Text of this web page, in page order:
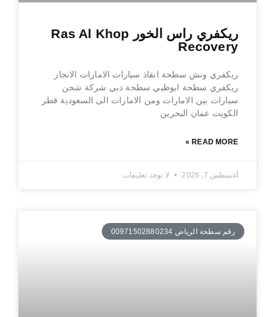
ريكفري راس الخور Ras Al Khop
Recovery
ريكفري ونش سطحة انقاذ سيارات الامارات الانجاز
ريكفري سطحة ابوظبي سطحة دبي شركة شحن
سيارات بين الامارات ومن الامارات الى السعودية قطر
الكويت عمان البحرين
READ MORE »
أغسطس 7, 2026 لا توجد تعليقات
رقم سطحة الرياض 00971502880234